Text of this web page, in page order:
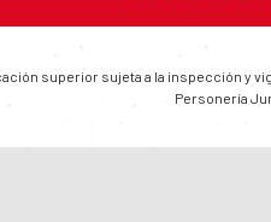
superior sujeta a la inspección y
Personería